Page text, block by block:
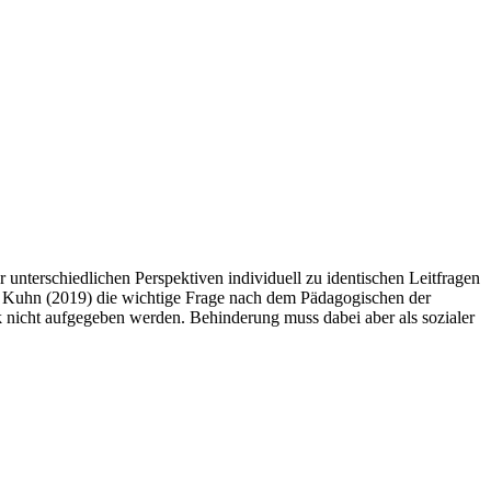
Perspektiven individuell zu identischen Leitfragen
(2019) die wichtige Frage nach dem Pädagogischen der
aufgegeben werden. Behinderung muss dabei aber als sozialer